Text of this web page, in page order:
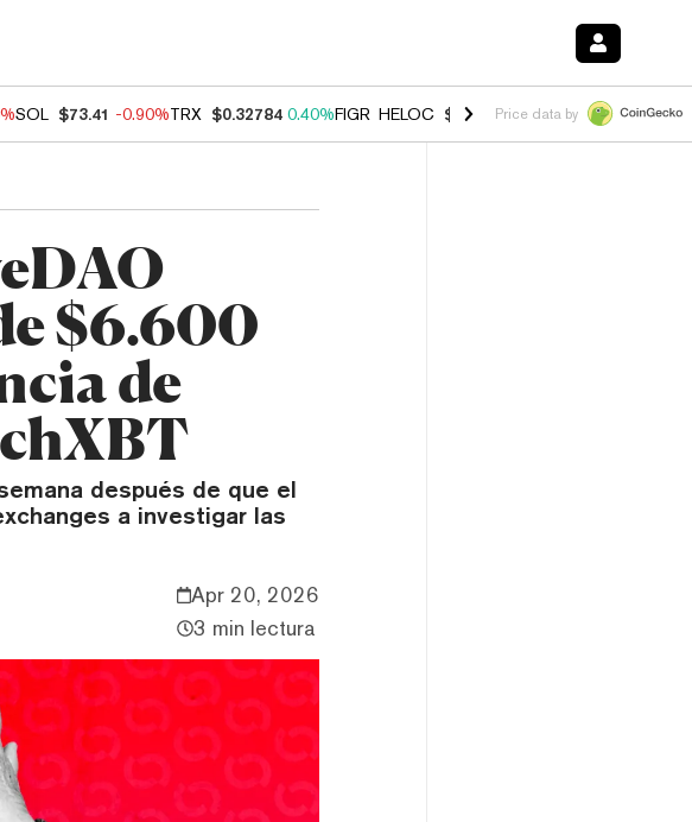
SOL $73.41 -0.90%TRX $0.32784 0.40%FIGR_HELOC $1.033 3.00%HYPE $56.07
Price data by
$6.600
de
después de que el
a investigar las
Apr 20, 2026
3 min lectura